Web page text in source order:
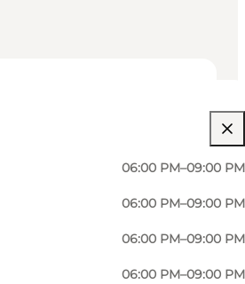
06:00 PM–09:00 PM
06:00 PM–09:00 PM
06:00 PM–09:00 PM
06:00 PM–09:00 PM